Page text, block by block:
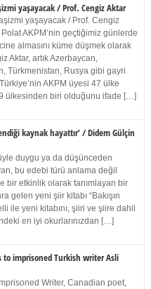
yaşayacak / Prof. Cengiz Aktar
yaşayacak / Prof. Cengiz
AKPM’nin geçtiğimiz günlerde
almasını küme düşmek olarak
Aktar, artık Azerbaycan,
Türkmenistan, Rusya gibi gayri
AKPM üyesi 47 ülke
9 ülkesinden biri olduğunu ifade […]
kaynak hayattır’ / Didem Gülçin
duygu ya da düşünceden
bu edebi türü anlama değil
bir etkinlik olarak tanımlayan bir
gelen yeni şiir kitabı “Bakışın
ile yeni kitabını, şiiri ve şiire dahil
en iyi okurlarınızdan […]
imprisoned Turkish writer Asli
Writer, Canadian poet,